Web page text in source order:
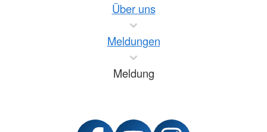
Über uns
Meldungen
Meldung